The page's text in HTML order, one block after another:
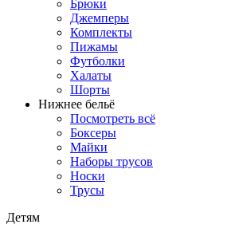
Брюки
Джемперы
Комплекты
Пижамы
Футболки
Халаты
Шорты
Нижнее бельё
Посмотреть всё
Боксеры
Майки
Наборы трусов
Носки
Трусы
Детям